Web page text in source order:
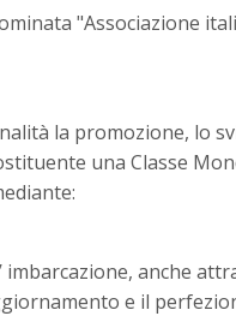
"Associazione
la promozione, lo
una Classe
imbarcazione, anche
e il